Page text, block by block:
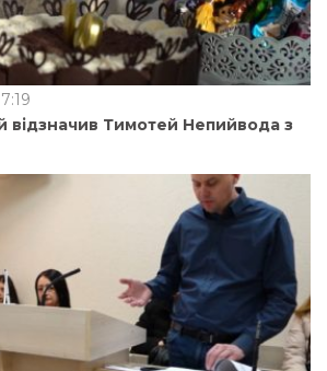
відзначив Тимотей Непийвода з